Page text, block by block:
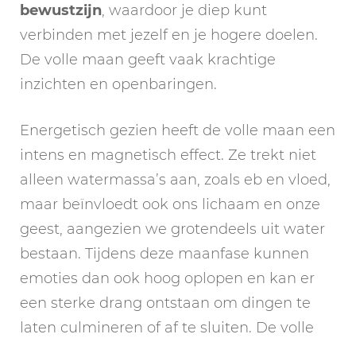
bewustzijn, waardoor je diep kunt
verbinden met jezelf en je hogere doelen.
De volle maan geeft vaak krachtige
inzichten en openbaringen.
Energetisch gezien heeft de volle maan een
intens en magnetisch effect. Ze trekt niet
alleen watermassa’s aan, zoals eb en vloed,
maar beïnvloedt ook ons lichaam en onze
geest, aangezien we grotendeels uit water
bestaan. Tijdens deze maanfase kunnen
emoties dan ook hoog oplopen en kan er
een sterke drang ontstaan om dingen te
laten culmineren of af te sluiten. De volle